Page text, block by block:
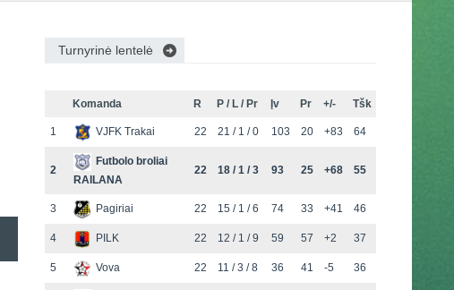
Turnyrinė lentelė
Komanda R P / L / Pr Įv Pr +/- Tšk
1 VJFK Trakai 22 21 / 1 / 0 103 20 +83 64
2
Futbolo broliai
RAILANA
22 18 / 1 / 3 93 25 +68 55
3 Pagiriai 22 15 / 1 / 6 74 33 +41 46
4 PILK 22 12 / 1 / 9 59 57 +2 37
5 Vova 22 11 / 3 / 8 36 41 -5 36